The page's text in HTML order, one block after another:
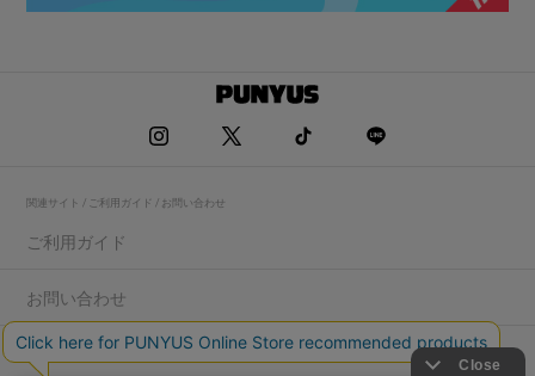
関連サイト / ご利用ガイド / お問い合わせ
ご利用ガイド
お問い合わせ
求人情報